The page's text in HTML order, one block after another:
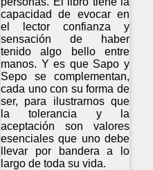
capacidad de evocar en
el lector confianza y
sensación de haber
tenido algo bello entre
manos. Y es que Sapo y
Sepo se complementan,
cada uno con su forma de
ser, para ilustrarnos que
la tolerancia y la
aceptación son valores
esenciales que uno debe
llevar por bandera a lo
largo de toda su vida.